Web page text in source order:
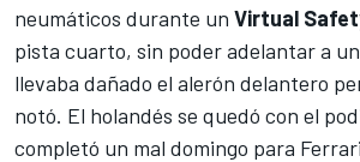
neumáticos durante un Virtual
pista cuarto, sin poder adelantar a
llevaba dañado el alerón delantero
notó. El holandés se quedó con el
completó un mal domingo para